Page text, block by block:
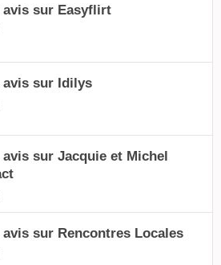
avis sur Easyflirt
avis sur Idilys
avis sur Jacquie et Michel
avis sur Rencontres Locales